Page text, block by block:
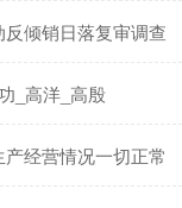
倾销日落复审调查
_高洋_高殷
经营情况一切正常